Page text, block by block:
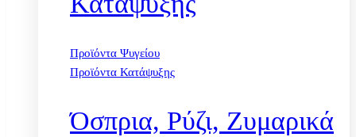
Προϊόντα Ψυγείου
Προϊόντα Κατάψυξης
Όσπρια, Ρύζι, Ζυμαρικά